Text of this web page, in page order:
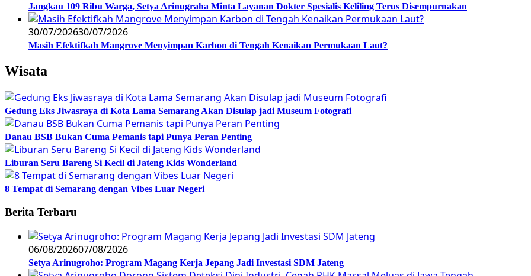
Jangkau 109 Ribu Warga, Setya Arinugraha Minta Layanan Dokter Spesialis Keliling Terus Disempurnakan
30/07/202630/07/2026
Masih Efektifkah Mangrove Menyimpan Karbon di Tengah Kenaikan Permukaan Laut?
Wisata
Gedung Eks Jiwasraya di Kota Lama Semarang Akan Disulap jadi Museum Fotografi
Danau BSB Bukan Cuma Pemanis tapi Punya Peran Penting
Liburan Seru Bareng Si Kecil di Jateng Kids Wonderland
8 Tempat di Semarang dengan Vibes Luar Negeri
Berita Terbaru
06/08/202607/08/2026
Setya Arinugroho: Program Magang Kerja Jepang Jadi Investasi SDM Jateng